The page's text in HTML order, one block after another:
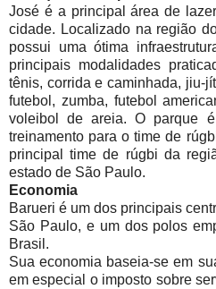
José é a principal área de
cidade. Localizado na região
possui uma ótima
principais modalidades
tênis, corrida e caminhada, jiu-
futebol, zumba, futebol
voleibol de areia. O parque
treinamento para o time de
principal time de rúgbi da
estado de São Paulo.
Economia
Barueri é um dos principais
São Paulo, e um dos polos
Brasil.
Sua economia baseia-se em
em especial o imposto sobre